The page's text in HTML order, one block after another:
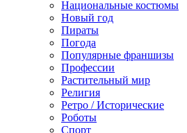
Национальные костюмы
Новый год
Пираты
Погода
Популярные франшизы
Профессии
Растительный мир
Религия
Ретро / Исторические
Роботы
Спорт